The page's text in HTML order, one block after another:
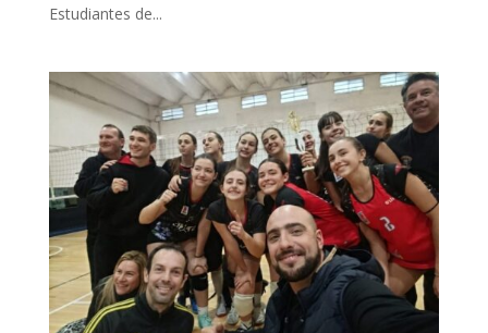
Estudiantes de...